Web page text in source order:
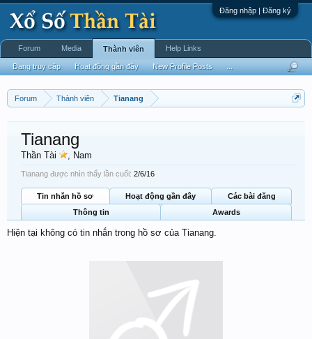
Đăng nhập | Đăng ký
Forum Thành viên Tianang
Tianang
Thần Tài , Nam
Tianang được nhìn thấy lần cuối: 2/6/16
Tin nhắn hồ sơ Hoạt động gần đây
Các bài đăng
Thông tin
Awards
Hiện tại không có tin nhắn trong hồ sơ của Tianang.
Forum Media Thành viên
Đang truy cập Hoạt động gần đây New Profile Posts
Help Links